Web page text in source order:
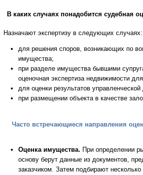
В каких случаях понадобится судебная
Назначают экспертизу в следующих случаях:
для решения споров, возникающих по
имущества;
при разделе имущества бывшими
оценочная экспертиза недвижимости
для оценки результатов управленческой
при размещении объекта в качестве
Часто встречающиеся направления
Оценка имущества. При определении
основу берут данные из документов,
заказчиком. Затем подбирают